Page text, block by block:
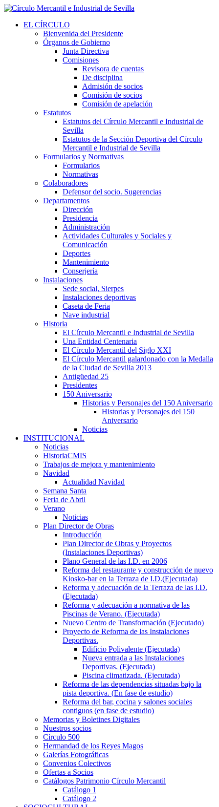
EL CÍRCULO
Bienvenida del Presidente
Órganos de Gobierno
Junta Directiva
Comisiones
Revisora de cuentas
De disciplina
Admisión de socios
Comisión de socios
Comisión de apelación
Estatutos
Estatutos del Círculo Mercantil e Industrial de
Sevilla
Estatutos de la Sección Deportiva del Círculo
Mercantil e Industrial de Sevilla
Formularios y Normativas
Formularios
Normativas
Colaboradores
Defensor del socio. Sugerencias
Departamentos
Dirección
Presidencia
Administración
Actividades Culturales y Sociales y
Comunicación
Deportes
Mantenimiento
Conserjería
Instalaciones
Sede social, Sierpes
Instalaciones deportivas
Caseta de Feria
Nave industrial
Historia
El Círculo Mercantil e Industrial de Sevilla
Una Entidad Centenaria
El Círculo Mercantil del Siglo XXI
El Círculo Mercantil galardonado con la Medalla
de la Ciudad de Sevilla 2013
Antigüedad 25
Presidentes
150 Aniversario
Historias y Personajes del 150 Aniversario
Historias y Personajes del 150
Aniversario
Noticias
INSTITUCIONAL
Noticias
HistoriaCMIS
Trabajos de mejora y mantenimiento
Navidad
Actualidad Navidad
Semana Santa
Feria de Abril
Verano
Noticias
Plan Director de Obras
Introducción
Plan Director de Obras y Proyectos
(Instalaciones Deportivas)
Plano General de las I.D. en 2006
Reforma del restaurante y construcción de nuevo
Kiosko-bar en la Terraza de I.D.(Ejecutada)
Reforma y adecuación de la Terraza de las I.D.
(Ejecutada)
Reforma y adecuación a normativa de las
Piscinas de Verano. (Ejecutada)
Nuevo Centro de Transformación (Ejecutado)
Proyecto de Reforma de las Instalaciones
Deportivas.
Edificio Polivalente (Ejecutada)
Nueva entrada a las Instalaciones
Deportivas. (Ejecutada)
Piscina climatizada. (Ejecutada)
Reforma de las dependencias situadas bajo la
pista deportiva. (En fase de estudio)
Reforma del bar, cocina y salones sociales
contiguos (en fase de estudio)
Memorias y Boletines Digitales
Nuestros socios
Círculo 500
Hermandad de los Reyes Magos
Galerías Fotográficas
Convenios Colectivos
Ofertas a Socios
Catálogos Patrimonio Círculo Mercantil
Catálogo 1
Catálogo 2